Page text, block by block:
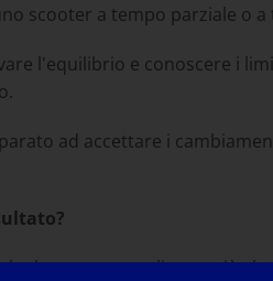
scooter a tempo parziale o
l'equilibrio e conoscere i
ad accettare i
ho sempre realizzato ciò